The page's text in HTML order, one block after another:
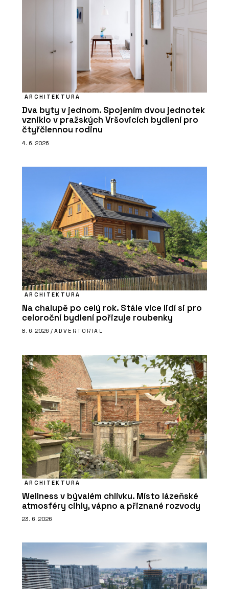
ARCHITEKTURA
Dva byty v jednom. Spojením dvou jednotek
vzniklo v pražských Vršovicích bydlení pro
čtyřčlennou rodinu
4. 6. 2026
ARCHITEKTURA
Na chalupě po celý rok. Stále více lidí si pro
celoroční bydlení pořizuje roubenky
8. 6. 2026 / ADVERTORIAL
ARCHITEKTURA
Wellness v bývalém chlívku. Místo lázeňské
atmosféry cihly, vápno a přiznané rozvody
23. 6. 2026